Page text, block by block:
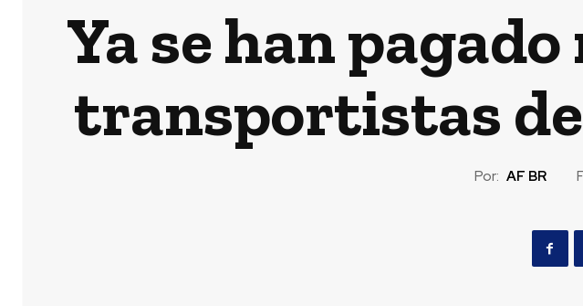
Ya se han
transportistas
Por: AF BR